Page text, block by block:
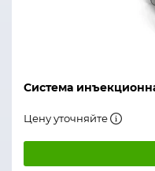
Система
Цену уточняйте